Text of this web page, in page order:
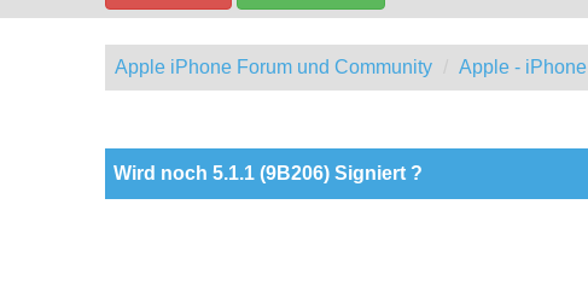
Apple iPhone Forum und Community Apple - iPhone
Wird noch 5.1.1 (9B206) Signiert ?